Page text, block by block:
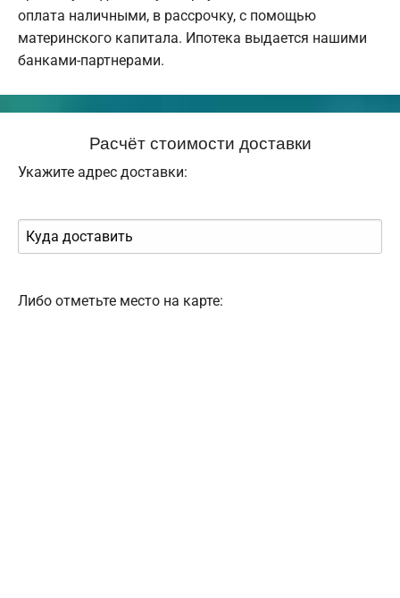
оплата наличными, в рассрочку, с помощью
материнского капитала. Ипотека выдается нашими
банками-партнерами.
Расчёт стоимости доставки
Укажите адрес доставки:
Либо отметьте место на карте: